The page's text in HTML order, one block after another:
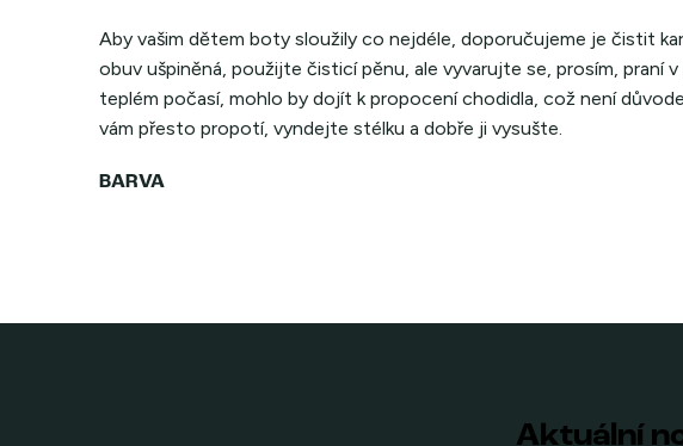
Aby vašim dětem boty sloužily co nejdéle, doporučujeme je čistit
obuv ušpiněná, použijte čisticí pěnu, ale vyvarujte se, prosím, praní
teplém počasí, mohlo by dojít k propocení chodidla, což není
vám přesto propotí, vyndejte stélku a dobře ji vysušte.
Aktuální